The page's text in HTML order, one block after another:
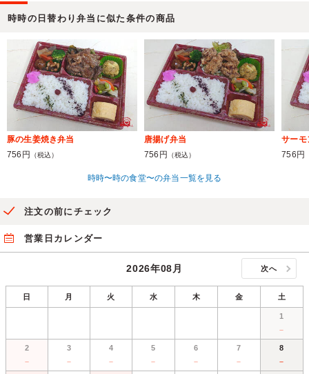
時時の日替わり弁当に似た条件の商品
豚の生姜焼き弁当
756円
（税込）
唐揚げ弁当
756円
（税込）
サーモ
756円
時時〜時の食堂〜の弁当一覧を見る
注文の前にチェック
営業日カレンダー
2026年08月 次へ
日 月 火 水 木 金 土
1
－
2
－
3
－
4
－
5
－
6
－
7
－
8
－